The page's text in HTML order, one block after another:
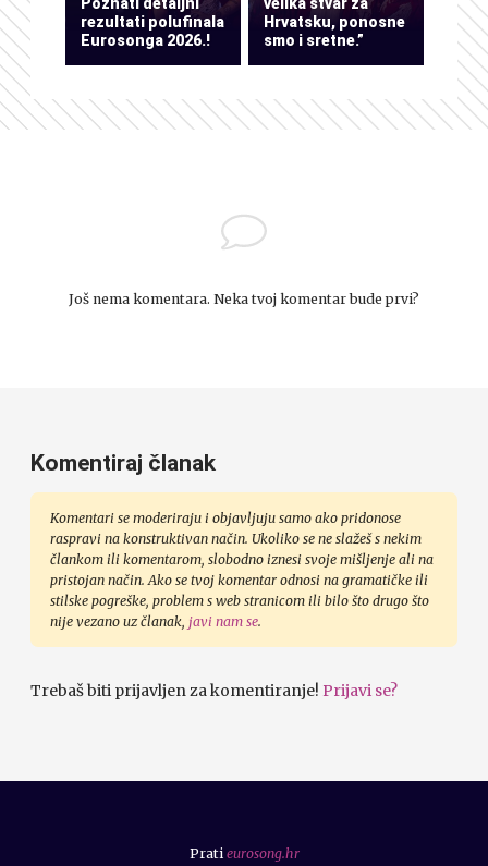
rezultati polufinala
Eurosonga 2026.!
Hrvatsku, ponosne
smo i sretne.”
Još nema komentara. Neka tvoj komentar bude prvi?
Komentiraj članak
Komentari se moderiraju i objavljuju samo ako pridonose
raspravi na konstruktivan način. Ukoliko se ne slažeš s nekim
člankom ili komentarom, slobodno iznesi svoje mišljenje ali na
pristojan način. Ako se tvoj komentar odnosi na gramatičke ili
stilske pogreške, problem s web stranicom ili bilo što drugo što
nije vezano uz članak, javi nam se.
Trebaš biti prijavljen za komentiranje! Prijavi se?
Prati eurosong.hr